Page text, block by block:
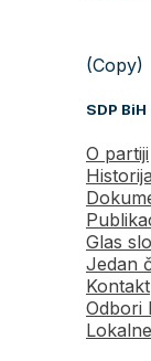
(Copy)
SDP BiH
O partiji
Glas
Jedan
Kontakt
Odbori